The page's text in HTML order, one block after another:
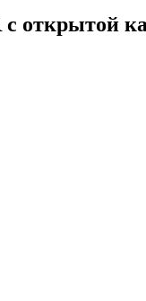
открытой